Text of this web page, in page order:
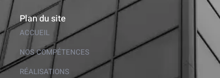
Plan du site
ACCUEIL
NOS COMPÉTENCES
RÉALISATIONS